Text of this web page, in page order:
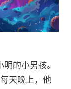
的小男孩。
天晚上，他